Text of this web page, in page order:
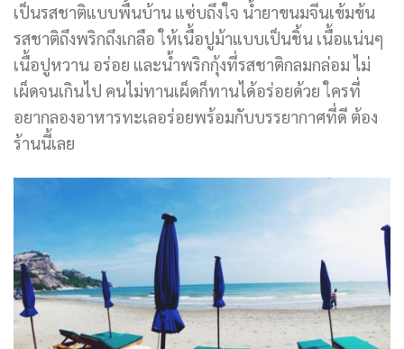
เป็นรสชาติแบบพื้นบ้าน แซ่บถึงใจ น้ำยาขนมจีนเข้มข้น
รสชาติถึงพริกถึงเกลือ ให้เนื้อปูม้าแบบเป็นชิ้น เนื้อแน่นๆ
เนื้อปูหวาน อร่อย และน้ำพริกกุ้งที่รสชาติกลมกล่อม ไม่
เผ็ดจนเกินไป คนไม่ทานเผ็ดก็ทานได้อร่อยด้วย ใครที่
อยากลองอาหารทะเลอร่อยพร้อมกับบรรยากาศที่ดี ต้อง
ร้านนี้เลย